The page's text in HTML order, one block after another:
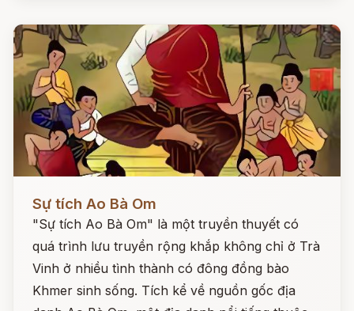
Sự tích Ao Bà Om
"Sự tích Ao Bà Om" là một truyền thuyết có
quá trình lưu truyền rộng khắp không chỉ ở Trà
Vinh ở nhiều tình thành có đông đồng bào
Khmer sinh sống. Tích kể về nguồn gốc địa